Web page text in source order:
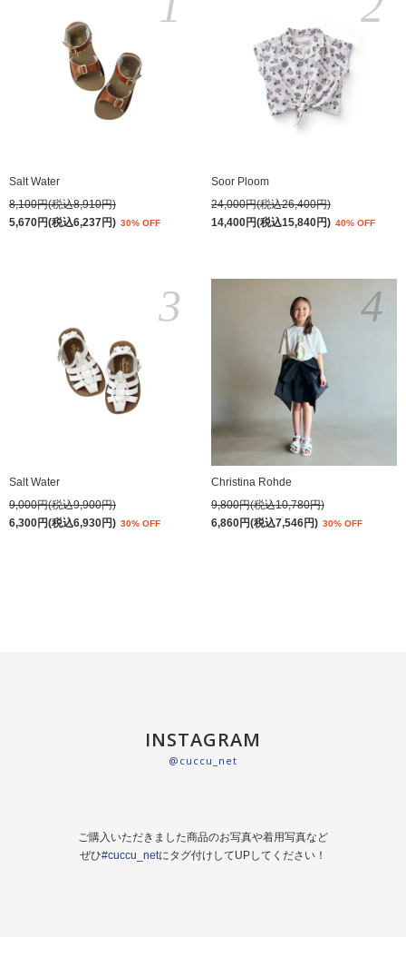
Salt Water
8,100円(税込8,910円)
5,670円(税込6,237円) 30% OFF
Soor Ploom
24,000円(税込26,400円)
14,400円(税込15,840円) 40% OFF
Salt Water
9,000円(税込9,900円)
6,300円(税込6,930円) 30% OFF
3
Christina Rohde
9,800円(税込10,780円)
6,860円(税込7,546円) 30% OFF
4
INSTAGRAM
@cuccu_net
ご購入いただきました商品のお写真や着用写真など
ぜひ#cuccu_netにタグ付けしてUPしてください！